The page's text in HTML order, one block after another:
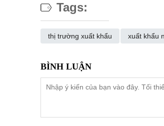
Tags:
thị trường xuất khẩu xuất khẩu